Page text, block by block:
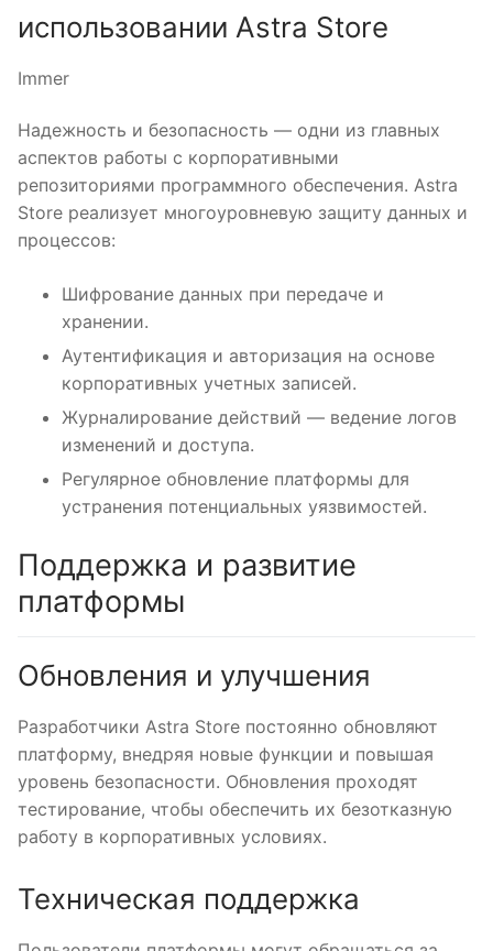
использовании Astra Store
Immer
Надежность и безопасность — одни из главных
аспектов работы с корпоративными
репозиториями программного обеспечения. Astra
Store реализует многоуровневую защиту данных и
процессов:
Шифрование данных при передаче и
хранении.
Аутентификация и авторизация на основе
корпоративных учетных записей.
Журналирование действий — ведение логов
изменений и доступа.
Регулярное обновление платформы для
устранения потенциальных уязвимостей.
Поддержка и развитие
платформы
Обновления и улучшения
Разработчики Astra Store постоянно обновляют
платформу, внедряя новые функции и повышая
уровень безопасности. Обновления проходят
тестирование, чтобы обеспечить их безотказную
работу в корпоративных условиях.
Техническая поддержка